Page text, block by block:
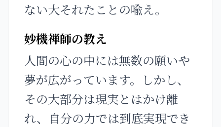
ない大それたことの喩え。
妙機禅師の教え
人間の心の中には無数の願いや
夢が広がっています。しかし、
その大部分は現実とはかけ離
れ、自分の力では到底実現でき